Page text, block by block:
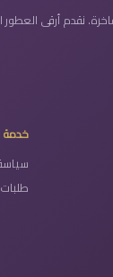
نقدم أرقى العطور
خدمة